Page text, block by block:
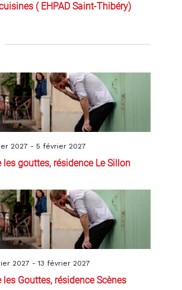
( EHPAD Saint-Thibéry)
les gouttes, résidence Le Sillon
2027 -5 février 2027
les Gouttes, résidence Scènes
2027 -13 février 2027